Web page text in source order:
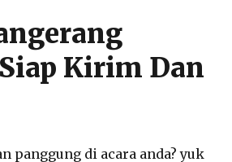
Kirim Dan
panggung di acara anda? yuk